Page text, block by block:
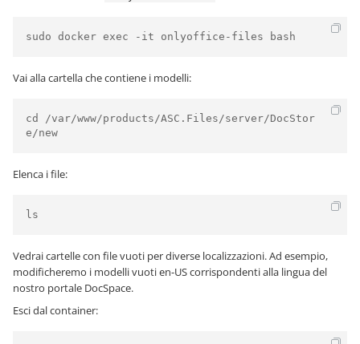
sudo docker exec -it onlyoffice-files bash
Vai alla cartella che contiene i modelli:
cd /var/www/products/ASC.Files/server/DocStor
e/new
Elenca i file:
ls
Vedrai cartelle con file vuoti per diverse localizzazioni. Ad esempio,
modificheremo i modelli vuoti en-US corrispondenti alla lingua del
nostro portale DocSpace.
Esci dal container: